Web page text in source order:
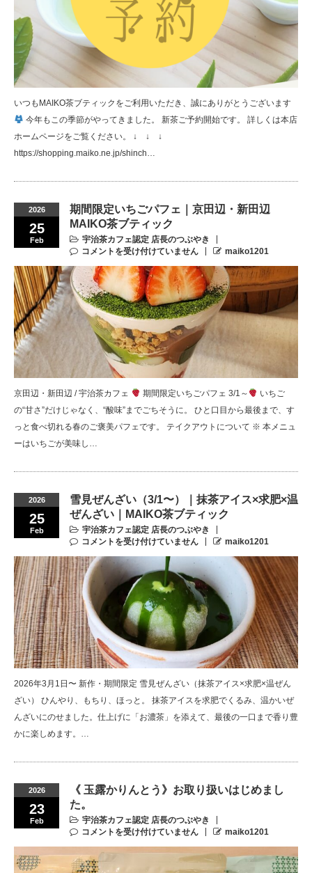
いつもMAIKO茶ブティックをご利用いただき、誠にありがとうございます
今年もこの季節がやってきました。 新茶ご予約開始です。 詳しくは本店
ホームページをご覧ください。 ↓ ↓ ↓
https://shopping.maiko.ne.jp/shinch…
2026
25
Feb
期間限定いちごパフェ｜京田辺・新田辺
MAIKO茶ブティック
宇治茶カフェ認定 店長のつぶやき
コメントを受け付けていません
maiko1201
京田辺・新田辺 / 宇治茶カフェ 期間限定いちごパフェ 3/1～
いちご
の“甘さ”だけじゃなく、“酸味”までごちそうに。 ひと口目から最後まで、す
っと食べ切れる春のご褒美パフェです。 テイクアウトについて ※ 本メニュ
ーはいちごが美味し…
2026
25
Feb
雪見ぜんざい（3/1〜）｜抹茶アイス×求肥×温
ぜんざい｜MAIKO茶ブティック
宇治茶カフェ認定 店長のつぶやき
コメントを受け付けていません
maiko1201
2026年3月1日〜 新作・期間限定 雪見ぜんざい（抹茶アイス×求肥×温ぜん
ざい） ひんやり、もちり、ほっと。 抹茶アイスを求肥でくるみ、温かいぜ
んざいにのせました。仕上げに「お濃茶」を添えて、最後の一口まで香り豊
かに楽しめます。…
2026
23
Feb
《 玉露かりんとう》お取り扱いはじめまし
た。
宇治茶カフェ認定 店長のつぶやき
コメントを受け付けていません
maiko1201